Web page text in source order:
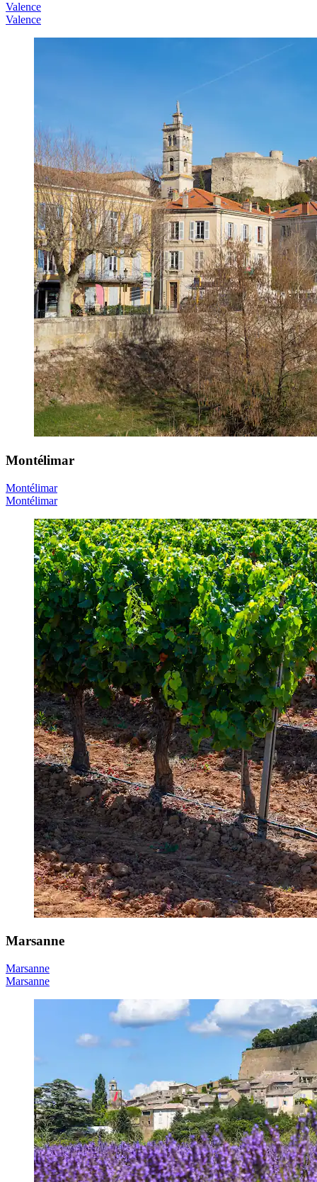
Valence
Valence
Montélimar
Montélimar
Montélimar
Marsanne
Marsanne
Marsanne